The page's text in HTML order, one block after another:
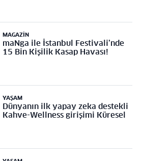
MAGAZIN
maNga ile İstanbul Festivali’nde
15 Bin Kişilik Kasap Havası!
YAŞAM
Dünyanın ilk yapay zeka destekli
Kahve-Wellness girişimi Küresel